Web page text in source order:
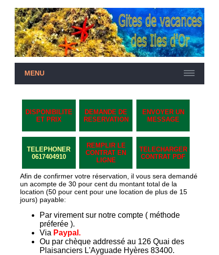
MENU
DISPONIBILITE
ET PRIX
DEMANDE DE
RESERVATION
ENVOYER UN
MESSAGE
TELEPHONER
0617404910
REMPLIR LE
CONTRAT EN
LIGNE
TELECHARGER
CONTRAT PDF
Afin de confirmer votre réservation, il vous sera demandé
un acompte de 30 pour cent du montant total de la
location (50 pour cent pour une location de plus de 15
jours) payable:
Par virement sur notre compte ( méthode
préferée ).
Via Paypal.
Ou par chèque addressé au 126 Quai des
Plaisanciers L'Ayguade Hyères 83400.